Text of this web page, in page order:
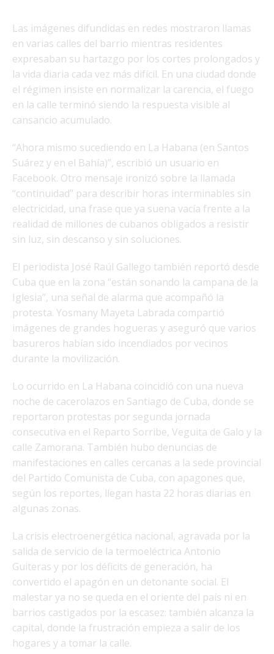
Las imágenes difundidas en redes mostraron llamas
en varias calles del barrio mientras residentes
expresaban su hartazgo por los cortes prolongados y
la vida diaria cada vez más difícil. En una ciudad donde
el régimen insiste en normalizar la carencia, el fuego
en la calle terminó siendo la respuesta visible al
cansancio acumulado.
“Ahora mismo sucediendo en La Habana (en Santos
Suárez y en el Bahía)”, escribió un usuario en
Facebook. Otro mensaje ironizó sobre la llamada
“continuidad” para describir horas interminables sin
electricidad, una frase que ya suena vacía frente a la
realidad de millones de cubanos obligados a resistir
sin luz, sin descanso y sin soluciones.
El periodista José Raúl Gallego también reportó desde
Cuba que en la zona “están sonando la campana de la
Iglesia”, una señal de alarma que acompañó la
protesta. Yosmany Mayeta Labrada compartió
imágenes de grandes hogueras y aseguró que varios
basureros habían sido incendiados por vecinos
durante la movilización.
Lo ocurrido en La Habana coincidió con una nueva
noche de cacerolazos en Santiago de Cuba, donde se
reportaron protestas por segunda jornada
consecutiva en el Reparto Sorribe, Veguita de Galo y la
calle Zamorana. También hubo denuncias de
manifestaciones en calles cercanas a la sede provincial
del Partido Comunista de Cuba, con apagones que,
según los reportes, llegan hasta 22 horas diarias en
algunas zonas.
La crisis electroenergética nacional, agravada por la
salida de servicio de la termoeléctrica Antonio
Guiteras y por los déficits de generación, ha
convertido el apagón en un detonante social. El
malestar ya no se queda en el oriente del país ni en
barrios castigados por la escasez: también alcanza la
capital, donde la frustración empieza a salir de los
hogares y a tomar la calle.